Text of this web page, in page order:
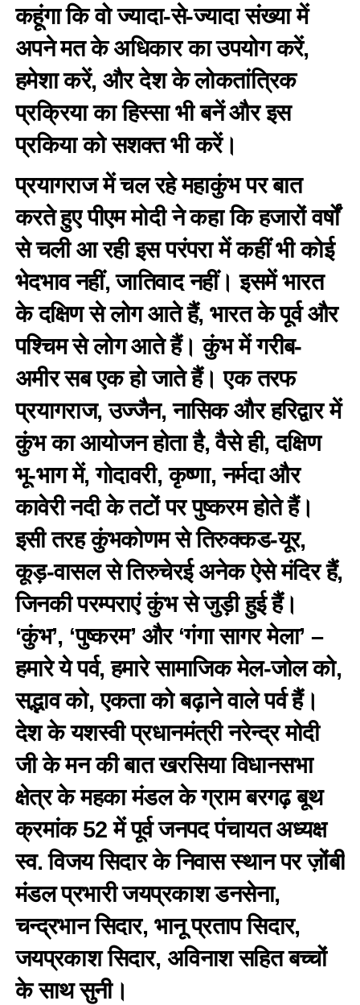
कहूंगा कि वो ज्यादा-से-ज्यादा संख्या में
अपने मत के अधिकार का उपयोग करें,
हमेशा करें, और देश के लोकतांत्रिक
प्रक्रिया का हिस्सा भी बनें और इस
प्रकिया को सशक्त भी करें।
प्रयागराज में चल रहे महाकुंभ पर बात
करते हुए पीएम मोदी ने कहा कि हजारों वर्षों
से चली आ रही इस परंपरा में कहीं भी कोई
भेदभाव नहीं, जातिवाद नहीं। इसमें भारत
के दक्षिण से लोग आते हैं, भारत के पूर्व और
पश्चिम से लोग आते हैं। कुंभ में गरीब-
अमीर सब एक हो जाते हैं। एक तरफ
प्रयागराज, उज्जैन, नासिक और हरिद्वार में
कुंभ का आयोजन होता है, वैसे ही, दक्षिण
भू-भाग में, गोदावरी, कृष्णा, नर्मदा और
कावेरी नदी के तटों पर पुष्करम होते हैं।
इसी तरह कुंभकोणम से तिरुक्कड-यूर,
कूड़-वासल से तिरुचेरई अनेक ऐसे मंदिर हैं,
जिनकी परम्पराएं कुंभ से जुड़ी हुई हैं।
‘कुंभ’, ‘पुष्करम’ और ‘गंगा सागर मेला’ –
हमारे ये पर्व, हमारे सामाजिक मेल-जोल को,
सद्भाव को, एकता को बढ़ाने वाले पर्व हैं।
देश के यशस्वी प्रधानमंत्री नरेन्द्र मोदी
जी के मन की बात खरसिया विधानसभा
क्षेत्र के महका मंडल के ग्राम बरगढ़ बूथ
क्रमांक 52 में पूर्व जनपद पंचायत अध्यक्ष
स्व. विजय सिदार के निवास स्थान पर ज़ोंबी
मंडल प्रभारी जयप्रकाश डनसेना,
चन्द्रभान सिदार, भानू प्रताप सिदार,
जयप्रकाश सिदार, अविनाश सहित बच्चों
के साथ सुनी।